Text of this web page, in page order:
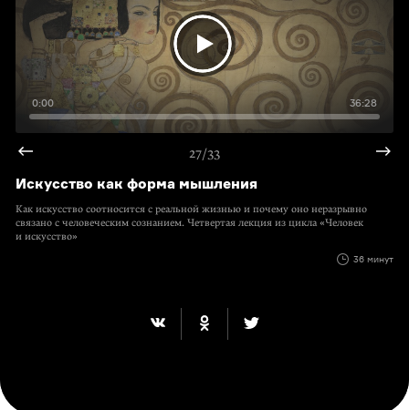
0:00 36:28
27/33
Искусство как форма мышления
Как искусство соотносится с реальной жизнью и почему оно неразрывно
связано с человеческим сознанием. Четвертая лекция из цикла «Человек
и искусство»
36 минут